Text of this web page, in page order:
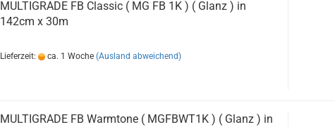
MULTIGRADE FB Classic ( MG FB 1K ) ( Glanz ) in
142cm x 30m
Lieferzeit: ca. 1 Woche (Ausland abweichend)
MULTIGRADE FB Warmtone ( MGFBWT1K ) ( Glanz ) in